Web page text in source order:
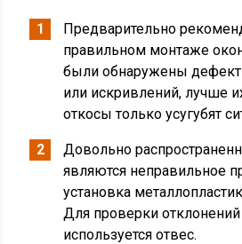
Предварительно
правильном монтаже
были обнаружены
или искривлений, лучше
откосы только усугубят
Довольно
являются неправильное
установка
Для проверки
используется отвес.